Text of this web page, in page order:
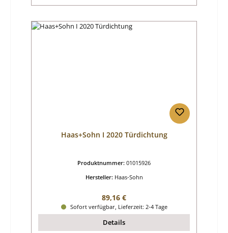
Haas+Sohn I 2020 Türdichtung
Produktnummer: 01015926
Hersteller: Haas-Sohn
Regulärer Preis:
89,16 €
Sofort verfügbar, Lieferzeit: 2-4 Tage
Details